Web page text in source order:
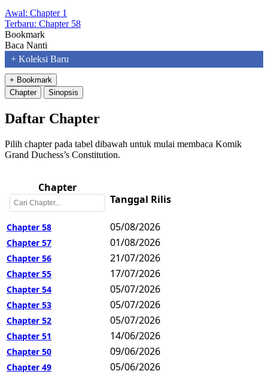
Awal: Chapter 1
Terbaru: Chapter 58
Bookmark
Baca Nanti
+ Koleksi Baru
+ Bookmark
Chapter
Sinopsis
Daftar Chapter
Pilih chapter pada tabel dibawah untuk mulai membaca Komik
Grand Duchess’s Constitution.
Chapter
Tanggal Rilis
Chapter 58 05/08/2026
Chapter 57 01/08/2026
Chapter 56 21/07/2026
Chapter 55 17/07/2026
Chapter 54 05/07/2026
Chapter 53 05/07/2026
Chapter 52 05/07/2026
Chapter 51 14/06/2026
Chapter 50 09/06/2026
Chapter 49 05/06/2026